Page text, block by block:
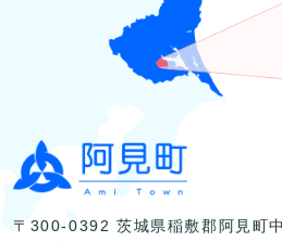
〒300-0392 茨城県稲敷郡阿見町